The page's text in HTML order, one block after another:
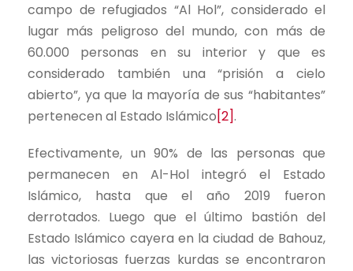
campo de refugiados “Al Hol”, considerado el
lugar más peligroso del mundo, con más de
60.000 personas en su interior y que es
considerado también una “prisión a cielo
abierto”, ya que la mayoría de sus “habitantes”
pertenecen al Estado Islámico[2].
Efectivamente, un 90% de las personas que
permanecen en Al-Hol integró el Estado
Islámico, hasta que el año 2019 fueron
derrotados. Luego que el último bastión del
Estado Islámico cayera en la ciudad de Bahouz,
las victoriosas fuerzas kurdas se encontraron